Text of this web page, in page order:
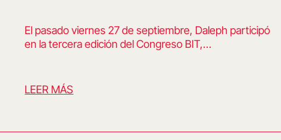
El pasado viernes 27 de septiembre, Daleph participó
en la tercera edición del Congreso BIT,…
LEER MÁS